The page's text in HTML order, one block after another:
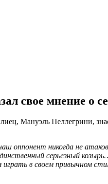
свое мнение о
Мануэль Пеллегрини,
оппонент никогда не
серьезный
в своем привычном